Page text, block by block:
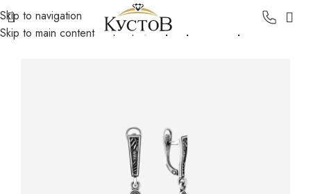
Skip to navigation
Skip to main content
Главная Каталог Серебро Серебряные серьги